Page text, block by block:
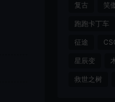
复古 笑
跑跑卡丁车
征途
星辰变
救世之树